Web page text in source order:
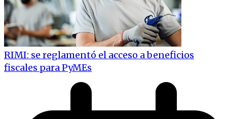
RIMI: se reglamentó el acceso a beneficios
fiscales para PyMEs